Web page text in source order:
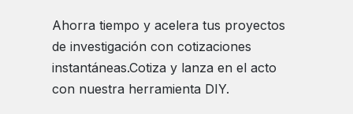
Ahorra tiempo y acelera tus proyectos
de investigación con cotizaciones
instantáneas.Cotiza y lanza en el acto
con nuestra herramienta DIY.